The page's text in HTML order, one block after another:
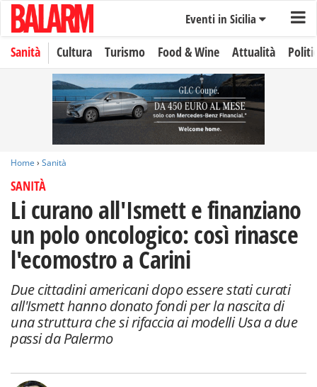
Eventi in Sicilia
Sanità Cultura Turismo Food & Wine Attualità
Home › Sanità
SANITÀ
Li curano all'Ismett e finanziano
un polo oncologico: così rinasce
l'ecomostro a Carini
Due cittadini americani dopo essere stati curati
all'Ismett hanno donato fondi per la nascita di
una struttura che si rifaccia ai modelli Usa a due
passi da Palermo